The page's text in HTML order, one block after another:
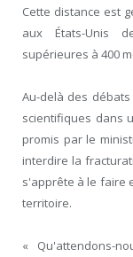
Cette distance est
aux États-Unis
supérieures à 400
Au-delà des
scientifiques dans
promis par le
interdire la
s'apprête à le faire
territoire.
« Qu'attendons-